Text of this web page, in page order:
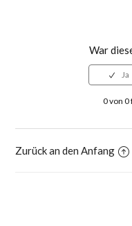
War
0 von
Zurück an den Anfang